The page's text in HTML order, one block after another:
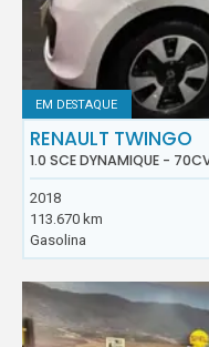
EM DESTAQUE
RENAULT TWINGO
1.0 SCE DYNAMIQUE -
2018
113.670 km
Gasolina